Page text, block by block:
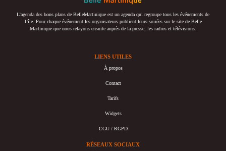
L’agenda des bons plans de BelleMartinique est un agenda qui regroupe tous les événements de
l’île. Pour chaque événement les organisateurs publient leurs soirées sur le site de Belle
Martinique que nous relayons ensuite auprès de la presse, les radios et télévisions.
LIENS UTILES
À propos
Contact
Tarifs
Widgets
CGU / RGPD
RÉSEAUX SOCIAUX